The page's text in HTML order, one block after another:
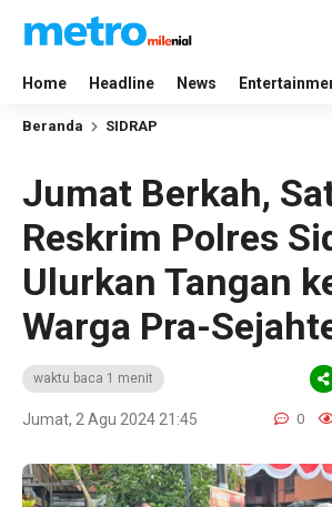
Home Headline News
Beranda SIDRAP
Jumat Berkah,
Reskrim Polres
Ulurkan Tangan
Warga Pra-
waktu baca 1 menit
Jumat, 2 Agu 2024 21:45 0